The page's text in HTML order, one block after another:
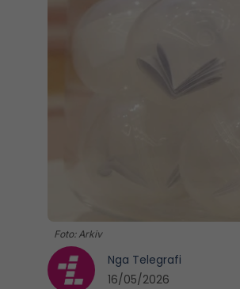
Foto: Arkiv
Nga Telegrafi
16/05/2026